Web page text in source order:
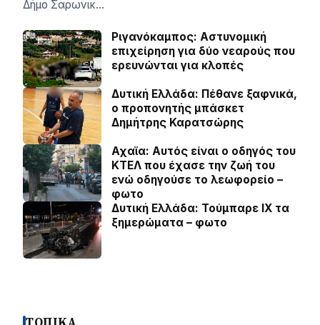
Δήμο Σαρωνικ…
Ριγανόκαμπος: Αστυνομική
επιχείρηση για δύο νεαρούς που
ερευνώνται για κλοπές
Δυτική Ελλάδα: Πέθανε ξαφνικά,
ο προπονητής μπάσκετ
Δημήτρης Καρατσώρης
Αχαϊα: Αυτός είναι ο οδηγός του
ΚΤΕΛ που έχασε την ζωή του
ενώ οδηγούσε το λεωφορείο –
φωτο
Δυτική Ελλάδα: Τούμπαρε ΙΧ τα
ξημερώματα – φωτο